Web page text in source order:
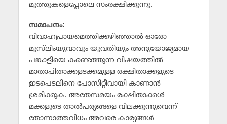
മുത്തുകളെപ്പോലെ സംരക്ഷിക്കുന്നു.
സമാപനം:
വിവാഹപ്രായമെത്തിക്കഴിഞ്ഞാല്‍ ഓരോ
മുസ്‌ലിംയുവാവും യുവതിയും അനുയോജ്യമായ
പങ്കാളിയെ കണ്ടെത്തുന്ന വിഷയത്തില്‍
മാതാപിതാക്കളടക്കമുള്ള രക്ഷിതാക്കളുടെ
ഇടപെടലിനെ പോസിറ്റീവായി കാണാന്‍
ശ്രമിക്കുക. അതേസമയം രക്ഷിതാക്കള്‍
മക്കളുടെ താല്‍പര്യങ്ങളെ വിലക്കുന്നുവെന്ന്
തോന്നാത്തവിധം അവരെ കാര്യങ്ങള്‍